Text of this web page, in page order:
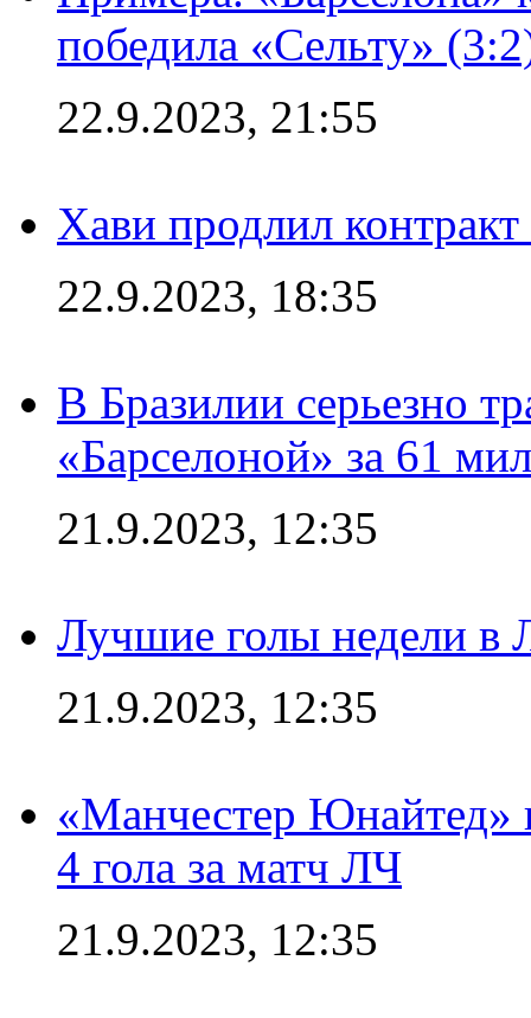
победила «Сельту»
22.9.2023, 21:55
Хави продлил
22.9.2023, 18:35
В Бразилии серьезно
«Барселоной» за 61
21.9.2023, 12:35
Лучшие голы недели в
21.9.2023, 12:35
«Манчестер Юнайтед»
4 гола за матч ЛЧ
21.9.2023, 12:35